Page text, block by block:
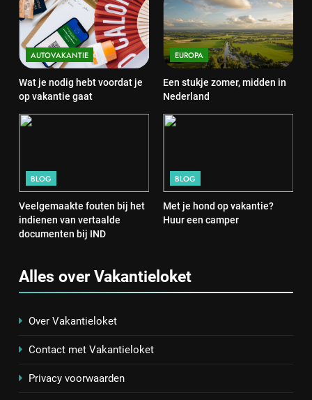
AUTOVAKANTIE
Wat je nodig hebt voordat je
op vakantie gaat
EUROPA
Een stukje zomer, midden in
Nederland
BLOG
Veelgemaakte fouten bij het
indienen van vertaalde
documenten bij IND
BLOG
Met je hond op vakantie?
Huur een camper
Alles over Vakantieloket
Over Vakantieloket
Contact met Vakantieloket
Privacy voorwaarden